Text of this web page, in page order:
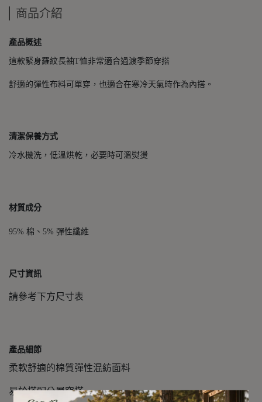
商品介紹
產品概述
這款緊身羅紋長袖T恤非常適合過渡季節穿搭
舒適的彈性布料可單穿，也適合在寒冷天氣時作為內搭。
清潔保養方式
冷水機洗，低溫烘乾，必要時可溫熨燙
材質成分
95% 棉、5% 彈性纖維
尺寸資訊
請參考下方尺寸表
產品細節
柔軟舒適的棉質彈性混紡面料
易於搭配分層穿搭